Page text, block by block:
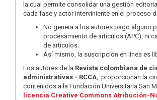
la cual permite consolidar una gestión
cada fase y actor interviniente en el proceso
No genera a los autores pago alguno
procesamiento de artículos (APC), ni
de artículos.
Así mismo, la suscripción en línea es
Los autores de la Revista colombiana de
administrativas - RCCA, proporcionan la
contenidos a la Fundación Universitaria San
licencia Creative Commons Atribución-